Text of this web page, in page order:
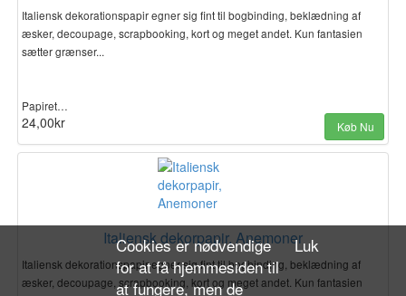
Italiensk dekorationspapir egner sig fint til bogbinding, beklædning af
æsker, decoupage, scrapbooking, kort og meget andet. Kun fantasien
sætter grænser...
Papiret…
24,00kr Køb Nu
Italiensk dekorpapir, Anemoner
Italiensk dekorationspapir egner sig fint til bogbinding, beklædning af
æsker, decoupage, scrapbooking, kort og meget andet. Kun fantasien
Cookies er nødvendige
for at få hjemmesiden til
at fungere, men de
Luk